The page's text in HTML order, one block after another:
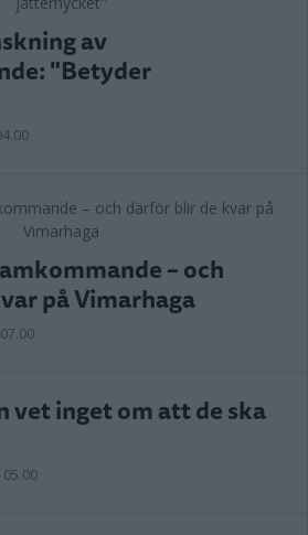
av
"Betyder
– och
på Vimarhaga
vet inget om att de ska